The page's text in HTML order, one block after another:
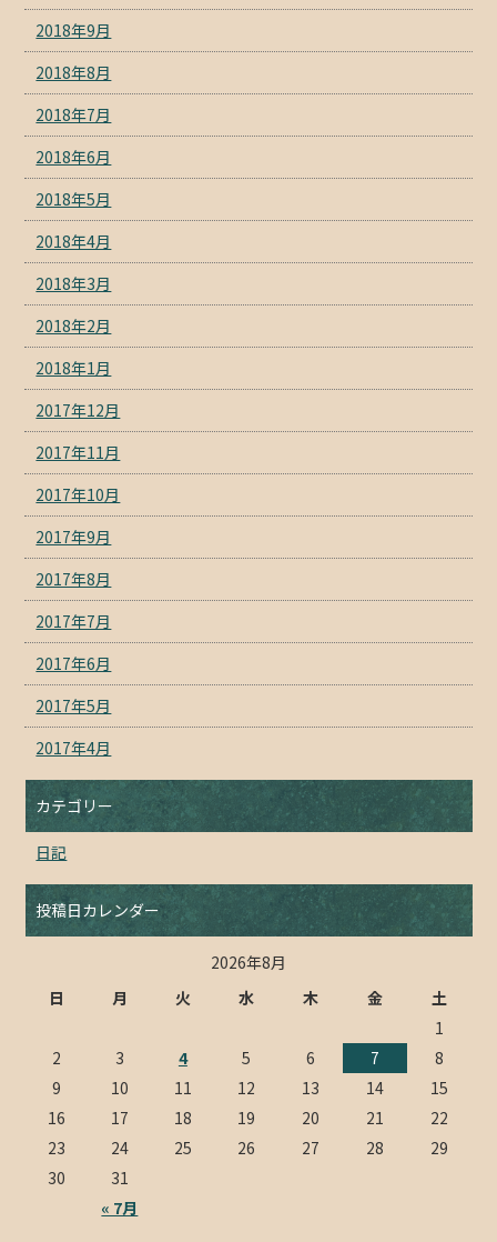
2018年9月
2018年8月
2018年7月
2018年6月
2018年5月
2018年4月
2018年3月
2018年2月
2018年1月
2017年12月
2017年11月
2017年10月
2017年9月
2017年8月
2017年7月
2017年6月
2017年5月
2017年4月
カテゴリー
日記
投稿日カレンダー
2026年8月
日
月 火 水 木 金 土
« 7月
1
2
3 4 5 6 7
8
9
10 11 12 13 14
15
16
17 18 19 20 21
22
23
24 25 26 27 28
29
30
31